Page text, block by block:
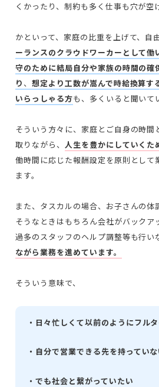
くかったり、制約も多く仕事も穴が空
かといって、家庭の比重を上げて、自
ーランスのクラウドワーカーとして働
守のために結局自分や家族の時間の確
り 、想定より工数が嵩んで時給換算
いらっしゃる方も、多くいると聞いて
そういう方々に、家庭とご自身の時間
取りながら、 人生を豊かにしていくた
働時間に応じた報酬設定を原則として
ます。
また、タスカルの場合、お子さんの体
そうなときはもちろん会社がバックア
過多のスタッフのヘルプ調整等も行い
ながら業務を進めています。
そういう意味で、
・日々忙しくて以前のようにフル
・自分で営業できる先を持っていな
・でも社会と繋がっていたい